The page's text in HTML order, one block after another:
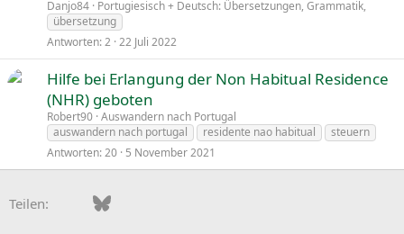
Danjo84 Portugiesisch + Deutsch: Übersetzungen, Grammatik,
übersetzung
Antworten 2 22 Juli 2022
Hilfe bei Erlangung der Non Habitual Residence
(NHR) geboten
Robert90 Auswandern nach Portugal
auswandern nach portugal
residente nao habitual
steuern
Antworten 20 5 November 2021
Teilen: FacebookBluesky